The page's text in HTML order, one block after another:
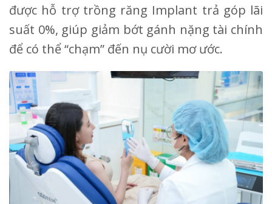
được hỗ trợ trồng răng Implant trả góp lãi
suất 0%, giúp giảm bớt gánh nặng tài chính
để có thể “chạm” đến nụ cười mơ ước.